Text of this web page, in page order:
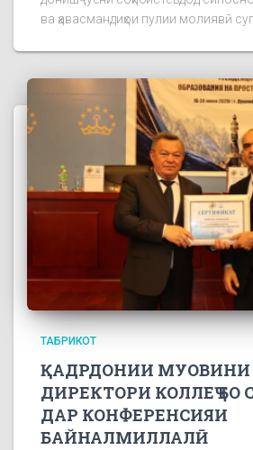
ва ҳавасмандиҳои пулии молиявӣ
ТАБРИКОТ
ҚАДРДОНИИ МУОВИНИ
ДИРЕКТОРИ КОЛЛЕҶ
ДАР КОНФЕРЕНСИЯИ
БАЙНАЛМИЛЛАЛӢ